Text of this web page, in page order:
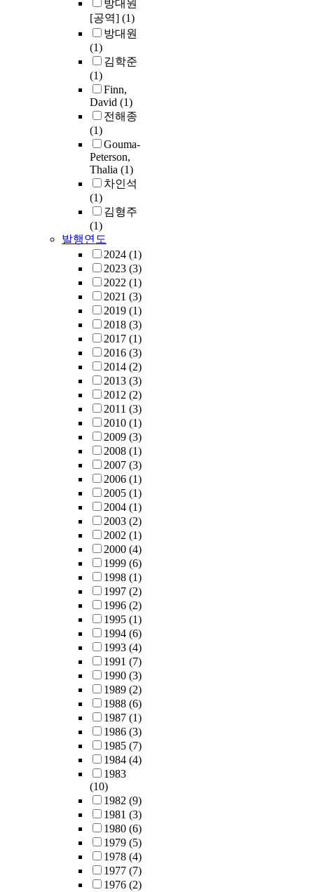
방대원
[공역] (1)
방대원
(1)
김학준
(1)
Finn,
David (1)
전해종
(1)
Gouma-
Peterson,
Thalia (1)
차인석
(1)
김형주
(1)
발행연도
2024 (1)
2023 (3)
2022 (1)
2021 (3)
2019 (1)
2018 (3)
2017 (1)
2016 (3)
2014 (2)
2013 (3)
2012 (2)
2011 (3)
2010 (1)
2009 (3)
2008 (1)
2007 (3)
2006 (1)
2005 (1)
2004 (1)
2003 (2)
2002 (1)
2000 (4)
1999 (6)
1998 (1)
1997 (2)
1996 (2)
1995 (1)
1994 (6)
1993 (4)
1991 (7)
1990 (3)
1989 (2)
1988 (6)
1987 (1)
1986 (3)
1985 (7)
1984 (4)
1983
(10)
1982 (9)
1981 (3)
1980 (6)
1979 (5)
1978 (4)
1977 (7)
1976 (2)